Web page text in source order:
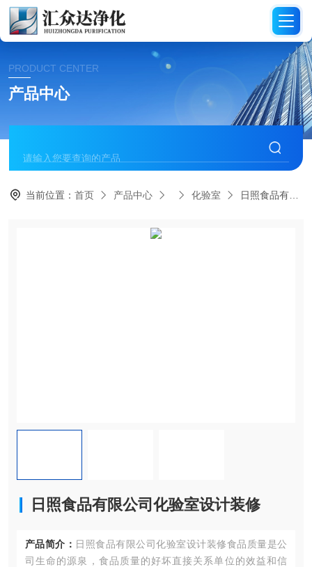
PRODUCT CENTER
产品中心
当前位置：首页 产品中心 化验室 日照食品有限公司化验室设计装修
日照食品有限公司化验室设计装修
产品简介： 日照食品有限公司化验室设计装修食品质量是公
司生命的源泉，食品质量的好坏直接关系单位的效益和信